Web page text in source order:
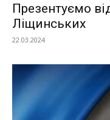
Презентуємо
Ліщинських
22.03.2024